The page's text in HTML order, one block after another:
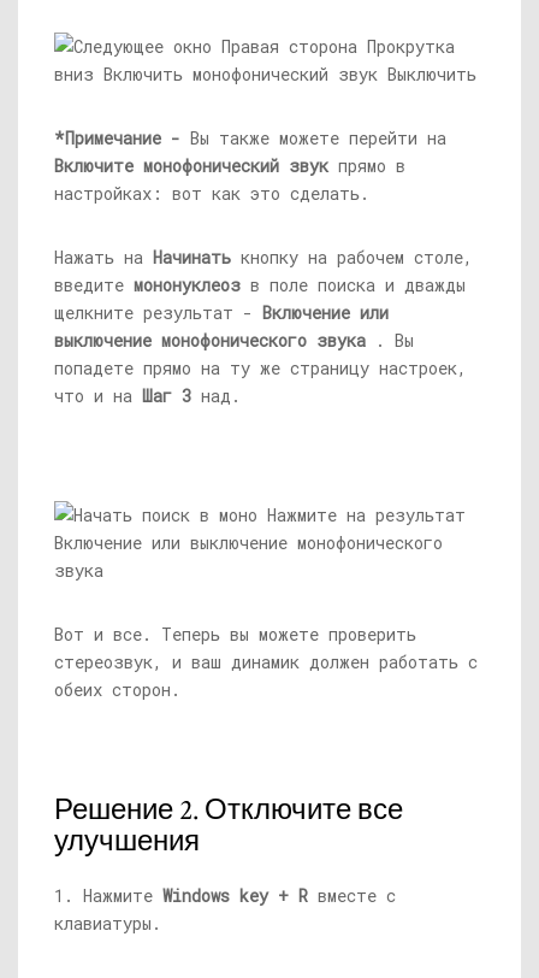
*Примечание - Вы также можете перейти на
Включите монофонический звукпрямо в
настройках: вот как это сделать.
Нажать на Начинать кнопку на рабочем столе,
введите мононуклеоз в поле поиска и дважды
щелкните результат - Включение или
выключение монофонического звука . Вы
попадете прямо на ту же страницу настроек,
что и на Шаг 3 над.
Вот и все. Теперь вы можете проверить
стереозвук, и ваш динамик должен работать с
обеих сторон.
Решение 2. Отключите все
улучшения
1. Нажмите Windows key + R вместе с
клавиатуры.